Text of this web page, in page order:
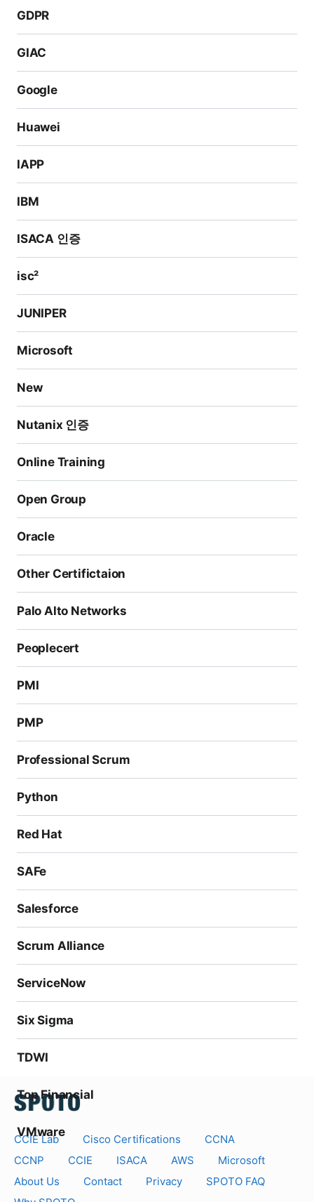
GDPR
GIAC
Google
Huawei
IAPP
IBM
ISACA 인증
isc²
JUNIPER
Microsoft
New
Nutanix 인증
Online Training
Open Group
Oracle
Other Certifictaion
Palo Alto Networks
Peoplecert
PMI
PMP
Professional Scrum
Python
Red Hat
SAFe
Salesforce
Scrum Alliance
ServiceNow
Six Sigma
TDWI
Top Financial
VMware
CCIE Lab Cisco Certifications
CCNA
CCNP
CCIE ISACA AWS
Microsoft
About Us
Contact Privacy
SPOTO FAQ